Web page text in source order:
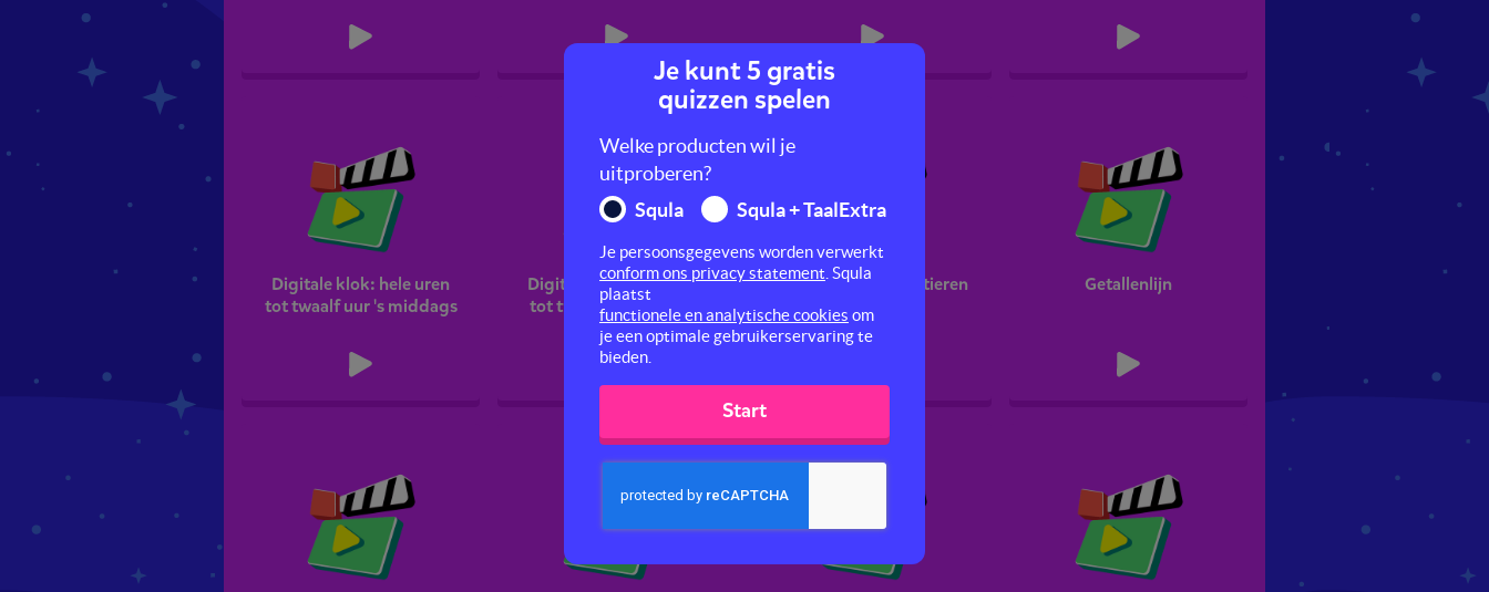
Digitale klok: hele uren
tot twaalf uur 's middags
Digitale klok: hele uren
tot twaalf uur 's nachts
Digitale klok: kwartieren Getallenlijn
Je kunt 5 gratis
quizzen spelen
Welke producten wil je
uitproberen?
Squla
Squla + TaalExtra
Je persoonsgegevens worden verwerkt
conform ons privacy statement . Squla
plaatst
functionele en analytische cookies om
je een optimale gebruikerservaring te
bieden.
Start